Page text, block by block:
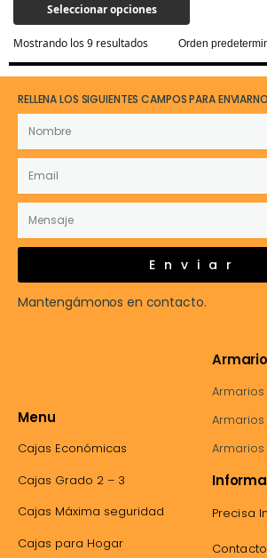
Seleccionar opciones
Mostrando los 9 resultados
RELLENA LOS SIGUIENTES CAMPOS PARA
Enviar
Mantengámonos en contacto.
Menu
Cajas Económicas
Cajas Grado 2 – 3
Cajas Máxima seguridad
Cajas para Hogar
Precisa